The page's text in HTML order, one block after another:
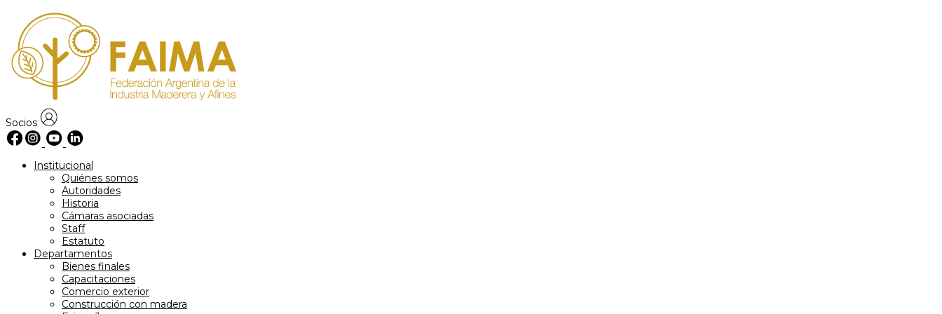
content
Socios
Institucional
Quiénes somos
Autoridades
Historia
Cámaras asociadas
Staff
Estatuto
Departamentos
Bienes finales
Capacitaciones
Comercio exterior
Construcción con madera